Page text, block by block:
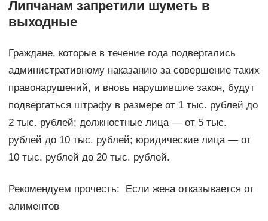
Липчанам запретили шуметь в
выходные
Граждане, которые в течение года подвергались
административному наказанию за совершение таких
правонарушений, и вновь нарушившие закон, будут
подвергаться штрафу в размере от 1 тыс. рублей до
2 тыс. рублей; должностные лица — от 5 тыс.
рублей до 10 тыс. рублей; юридические лица — от
10 тыс. рублей до 20 тыс. рублей.
Рекомендуем прочесть: Если жена отказывается от
алиментов